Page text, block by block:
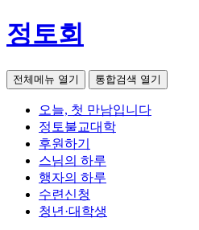
정토회
전체메뉴 열기 통합검색 열기
오늘, 첫 만남입니다
정토불교대학
후원하기
스님의 하루
행자의 하루
수련신청
청년·대학생